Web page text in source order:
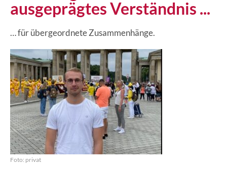
ausgeprägtes Verständnis ...
… für übergeordnete Zusammenhänge.
Foto: privat